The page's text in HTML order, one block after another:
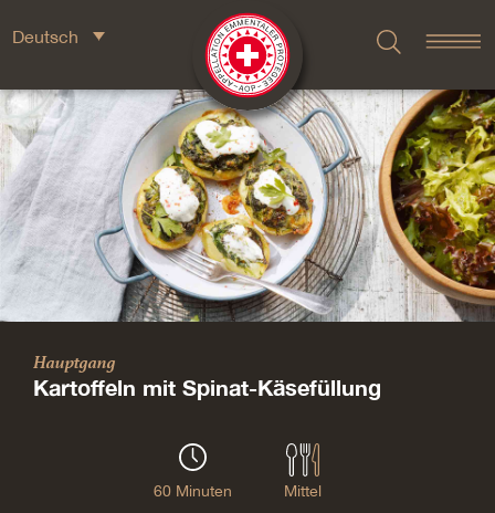
Deutsch
Hauptgang
Kartoffeln mit Spinat-Käsefüllung
60 Minuten Mittel